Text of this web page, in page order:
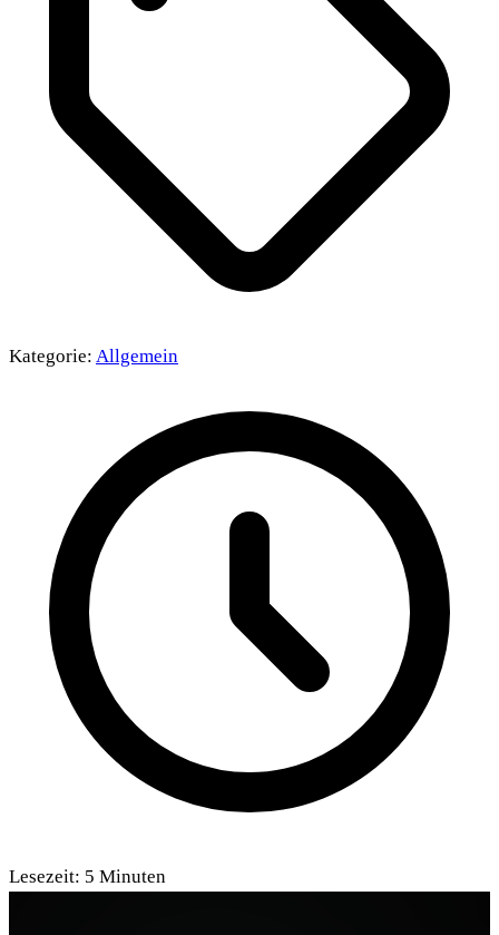
Kategorie: Allgemein
Lesezeit: 5 Minuten